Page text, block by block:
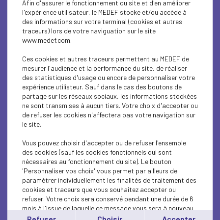
INTERNATIONAL - EUROPE
INTERNATIONAL - EUROPE
ECONOMY
ECONOMY
INTERNATIONAL - EUROPE
ECONOMY
ECONOMY
INTERNATIONAL - EUROPE
INTERNATIONAL - EUROPE
Afin d'assurer le fonctionnement du site et d'en améliorer
l'expérience utilisateur, le MEDEF stocke et/ou accède à
des informations sur votre terminal (cookies et autres
traceurs) lors de votre naviguation sur le site
www.medef.com.
Ces cookies et autres traceurs permettent au MEDEF de
mesurer l'audience et la performance du site, de réaliser
des statistiques d'usage ou encore de personnaliser votre
expérience utilisteur. Sauf dans le cas des boutons de
partage sur les réseaux sociaux, les informations stockées
ne sont transmises à aucun tiers. Votre choix d'accepter ou
de refuser les cookies n'affectera pas votre navigation sur
le site.
Vous pouvez choisir d'accepter ou de refuser l'ensemble
des cookies (sauf les cookies fonctionnels qui sont
nécessaires au fonctionnement du site). Le bouton
'Personnaliser vos choix' vous permet par ailleurs de
paramétrer individuellement les finalités de traitement des
cookies et traceurs que vous souhaitez accepter ou
refuser. Votre choix sera conservé pendant une durée de 6
mois à l'issue de laquelle ce message vous sera à nouveau
affiché..